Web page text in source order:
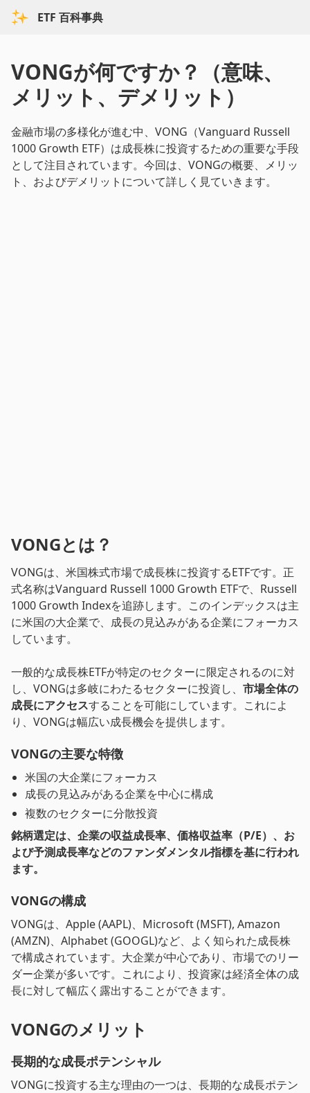
ETF 百科事典
VONGが何ですか？（意味、
メリット、デメリット）
金融市場の多様化が進む中、VONG（Vanguard Russell
1000 Growth ETF）は成長株に投資するための重要な手段
として注目されています。今回は、VONGの概要、メリッ
ト、およびデメリットについて詳しく見ていきます。
VONGとは？
VONGは、米国株式市場で成長株に投資するETFです。正
式名称はVanguard Russell 1000 Growth ETFで、Russell
1000 Growth Indexを追跡します。このインデックスは主
に米国の大企業で、成長の見込みがある企業にフォーカス
しています。
一般的な成長株ETFが特定のセクターに限定されるのに対
し、VONGは多岐にわたるセクターに投資し、 市場全体の
成長にアクセスすることを可能にしています。これによ
り、VONGは幅広い成長機会を提供します。
VONGの主要な特徴
米国の大企業にフォーカス
成長の見込みがある企業を中心に構成
複数のセクターに分散投資
銘柄選定は、企業の収益成長率、価格収益率（P/E）、お
よび予測成長率などのファンダメンタル指標を基に行われ
ます。
VONGの構成
VONGは、Apple (AAPL)、Microsoft (MSFT), Amazon
(AMZN)、Alphabet (GOOGL)など、よく知られた成長株
で構成されています。大企業が中心であり、市場でのリー
ダー企業が多いです。これにより、投資家は経済全体の成
長に対して幅広く露出することができます。
VONGのメリット
長期的な成長ポテンシャル
VONGに投資する主な理由の一つは、長期的な成長ポテン